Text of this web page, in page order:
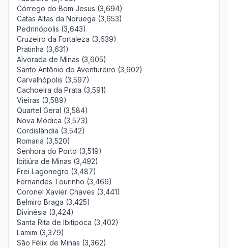
Córrego do Bom Jesus (3,694)
Catas Altas da Noruega (3,653)
Pedrinópolis (3,643)
Cruzeiro da Fortaleza (3,639)
Pratinha (3,631)
Alvorada de Minas (3,605)
Santo Antônio do Aventureiro (3,602)
Carvalhópolis (3,597)
Cachoeira da Prata (3,591)
Vieiras (3,589)
Quartel Geral (3,584)
Nova Módica (3,573)
Cordislândia (3,542)
Romaria (3,520)
Senhora do Porto (3,519)
Ibitiúra de Minas (3,492)
Frei Lagonegro (3,487)
Fernandes Tourinho (3,466)
Coronel Xavier Chaves (3,441)
Belmiro Braga (3,425)
Divinésia (3,424)
Santa Rita de Ibitipoca (3,402)
Lamim (3,379)
São Félix de Minas (3,362)